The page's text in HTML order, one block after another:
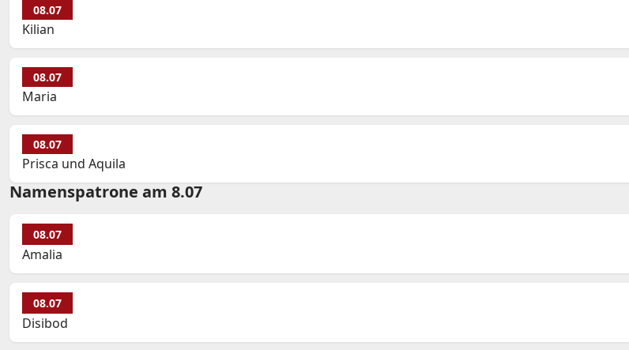
08.07
Kilian
08.07
Maria
08.07
Prisca und Aquila
Namenspatrone am 8.07
08.07
Amalia
08.07
Disibod